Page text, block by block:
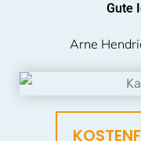
Gute
Arne